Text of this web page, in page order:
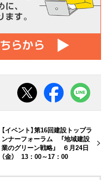
【イベント】第16回建設トップラ
ンナーフォーラム 「地域建設
業のグリーン戦略」 ６月24日
（金） 13：00～17：00